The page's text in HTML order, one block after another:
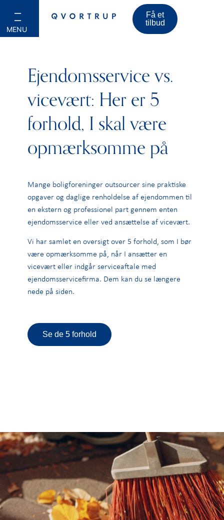
Få et
tilbud
Ejendomsservice vs.
vicevært: Her er 5
forhold, I skal være
opmærksomme på
Mange boligforeninger outsourcer sine praktiske
opgaver og daglige renholdelse af ejendommen til
en ekstern og professionel part gennem enten
ejendomsservice eller ved ansættelse af vicevært.
Vi har samlet en oversigt over 5 forhold, som I bør
være opmærksomme på, når I ansætter en
vicevært eller indgår serviceaftale med
ejendomsservicefirma. Dem kan du se længere
nede på siden.
Se de 5 forhold